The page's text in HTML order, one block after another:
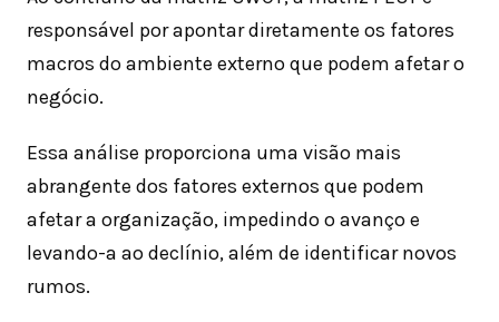
responsável por apontar diretamente os fatores
macros do ambiente externo que podem afetar o
negócio.
Essa análise proporciona uma visão mais
abrangente dos fatores externos que podem
afetar a organização, impedindo o avanço e
levando-a ao declínio, além de identificar novos
rumos.